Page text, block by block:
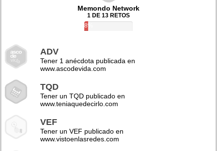
Memondo Network
1 DE 13 RETOS
8%
ADV
Tener 1 anécdota publicada en
www.ascodevida.com
TQD
Tener un TQD publicado en
www.teniaquedecirlo.com
VEF
Tener un VEF publicado en
www.vistoenlasredes.com